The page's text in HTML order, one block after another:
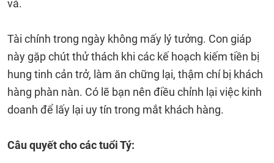
vả.
Tài chính trong ngày không mấy lý tưởng. Con giáp
này gặp chút thử thách khi các kế hoạch kiếm tiền bị
hung tinh cản trở, làm ăn chững lại, thậm chí bị khách
hàng phàn nàn. Có lẽ bạn nên điều chỉnh lại việc kinh
doanh để lấy lại uy tín trong mắt khách hàng.
Câu quyết cho các tuổi Tý: